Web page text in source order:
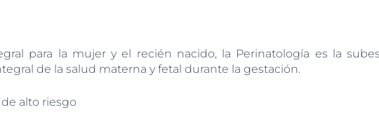
para la mujer y el recién nacido, la Perinatología es la
de la salud materna y fetal durante la gestación.
alto riesgo